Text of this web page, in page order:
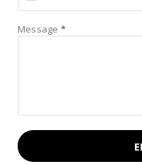
Message *